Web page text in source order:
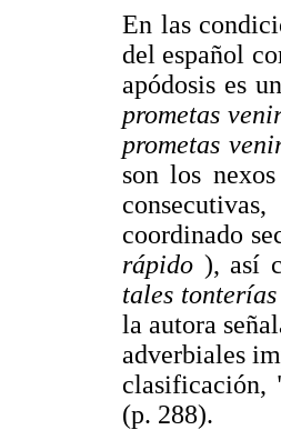
En las
del español
apódosis es
prometas
prometas
son los
coordinado
rápido ), así
tales
la autora
adverbiales
clasificación,
(p. 288).